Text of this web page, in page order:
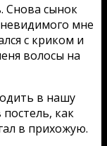
Снова сынок
мне
с криком и
волосы на
в нашу
постель, как
в прихожую.